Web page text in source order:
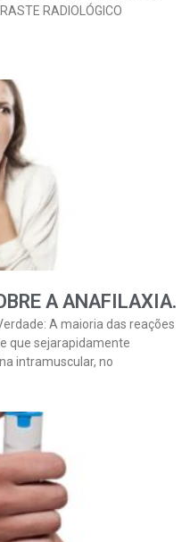
RADIOLÓGICO
A ANAFILAXIA.
A maioria das reações
que sejarapidamente
intramuscular, no